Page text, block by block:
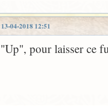
13-04-2018 12:51
"Up", pour laisser ce